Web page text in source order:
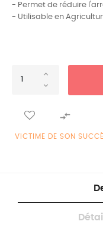
- Permet de réduire
- Utilisable en

VICTIME DE SON